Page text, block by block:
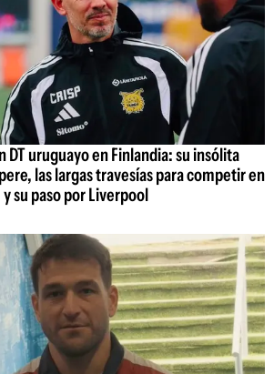
DT uruguayo en Finlandia: su insólita
las largas travesías para competir en
su paso por Liverpool